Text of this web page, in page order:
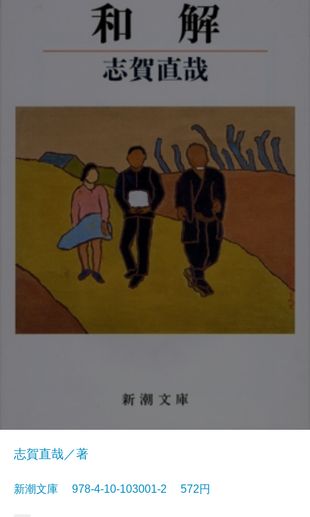
志賀直哉／著
新潮文庫 978-4-10-103001-2 572円